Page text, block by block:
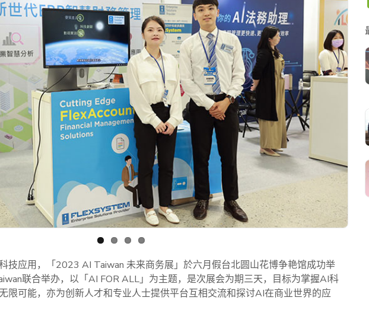
技应用，「2023 AI Taiwan 未来商务展」於六月假台北圆山花博争艳馆成功举
联合举办，以「AI FOR ALL」为主题，是次展会为期三天，目标为掌握AI科
限可能，亦为创新人才和专业人士提供平台互相交流和探讨AI在商业世界的应